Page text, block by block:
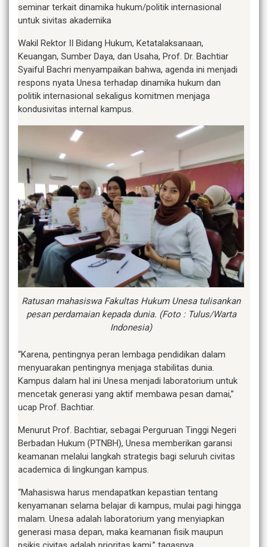
seminar terkait dinamika hukum/politik internasional
untuk sivitas akademika
Wakil Rektor II Bidang Hukum, Ketatalaksanaan,
Keuangan, Sumber Daya, dan Usaha, Prof. Dr. Bachtiar
Syaiful Bachri menyampaikan bahwa, agenda ini menjadi
respons nyata Unesa terhadap dinamika hukum dan
politik internasional sekaligus komitmen menjaga
kondusivitas internal kampus.
Ratusan mahasiswa Fakultas Hukum Unesa tulisankan
pesan perdamaian kepada dunia. (Foto : Tulus/Warta
Indonesia)
“Karena, pentingnya peran lembaga pendidikan dalam
menyuarakan pentingnya menjaga stabilitas dunia.
Kampus dalam hal ini Unesa menjadi laboratorium untuk
mencetak generasi yang aktif membawa pesan damai,”
ucap Prof. Bachtiar.
Menurut Prof. Bachtiar, sebagai Perguruan Tinggi Negeri
Berbadan Hukum (PTNBH), Unesa memberikan garansi
keamanan melalui langkah strategis bagi seluruh civitas
academica di lingkungan kampus.
“Mahasiswa harus mendapatkan kepastian tentang
kenyamanan selama belajar di kampus, mulai pagi hingga
malam. Unesa adalah laboratorium yang menyiapkan
generasi masa depan, maka keamanan fisik maupun